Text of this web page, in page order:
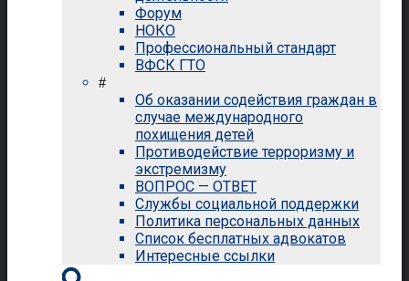
Форум
НОКО
Профессиональный стандарт
ВФСК ГТО
#
Об оказании содействия граждан в
случае международного
похищения детей
Противодействие терроризму и
экстремизму
ВОПРОС — ОТВЕТ
Службы социальной поддержки
Политика персональных данных
Список бесплатных адвокатов
Интересные ссылки